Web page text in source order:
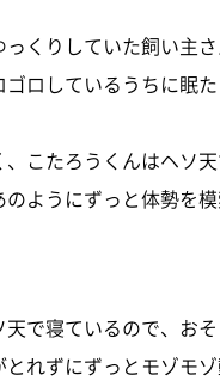
っくりしていた飼い主
ロしているうちに眠
こたろうくんはヘソ
ようにずっと体勢を
天で寝ているので、お
れずにずっとモゾモ